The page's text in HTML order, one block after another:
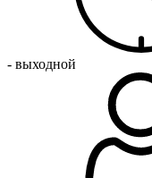
- выходной